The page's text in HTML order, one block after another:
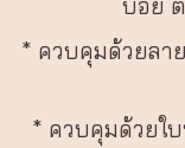
* ควบคุมด้วยลา
* ควบคุมด้วยใ